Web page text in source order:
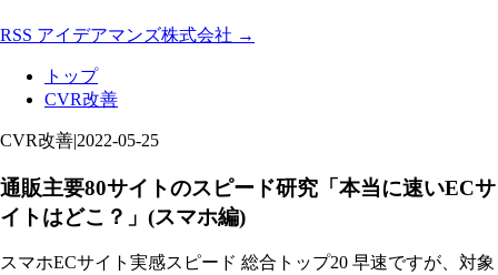
RSS アイデアマンズ株式会社 →
トップ
CVR改善
CVR改善|2022-05-25
通販主要80サイトのスピード研究「本当に速いECサ
イトはどこ？」(スマホ編)
スマホECサイト実感スピード 総合トップ20 早速ですが、対象